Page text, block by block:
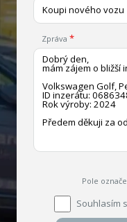
Koupi nového vozu
Zpráva
Pole
Souhlasím